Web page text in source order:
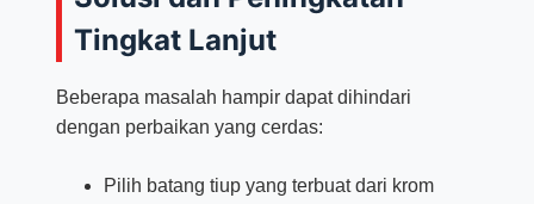
Tingkat Lanjut
Beberapa masalah hampir dapat dihindari
dengan perbaikan yang cerdas:
Pilih batang tiup yang terbuat dari krom